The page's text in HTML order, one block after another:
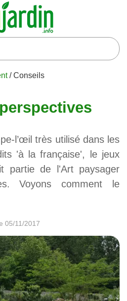
/ Conseils
l’œil très utilisé dans les
'à la française', le jeux
partie de l'Art paysager
Voyons comment le
05/11/2017